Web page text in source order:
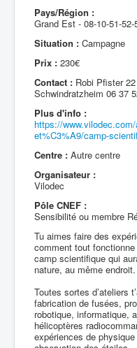
Pays/Région :
Grand Est - 08-10-51-52-
Situation : Campagne
Prix : 230€
Contact : Robi Pfister
Schwindratzheim 06 37
Plus d'info :
https://
et%C3%A9/camp-
Centre : Autre centre
Organisateur :
Vilodec
Pôle CNEF :
Sensibilité ou membre
Tu aimes faire des
comment tout
camp scientifique qui
nature, au même endroit.
Toutes sortes d’ateliers
fabrication de fusées,
robotique, informatique,
hélicoptères
expériences de